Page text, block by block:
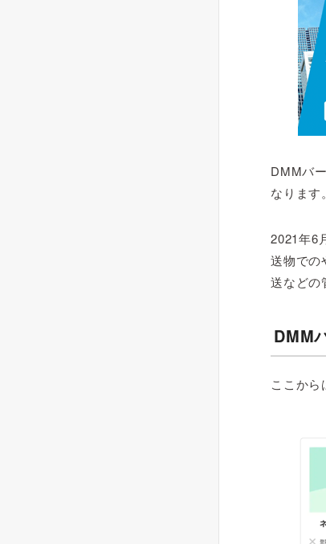
DMMバ
なります。
2021年6
送物での
送などの
DMM
ここから